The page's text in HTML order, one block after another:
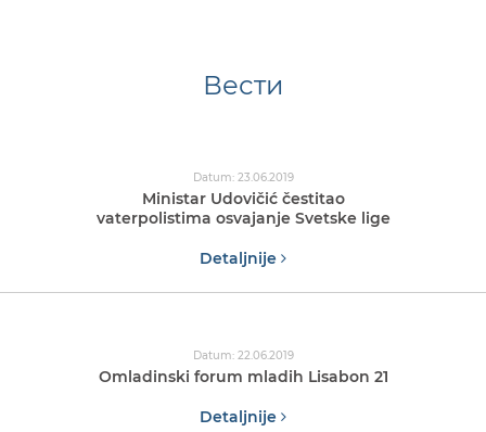
Вести
Datum: 23.06.2019
Ministar Udovičić čestitao
vaterpolistima osvajanje Svetske lige
Detaljnije
Datum: 22.06.2019
Omladinski forum mladih Lisabon 21
Detaljnije